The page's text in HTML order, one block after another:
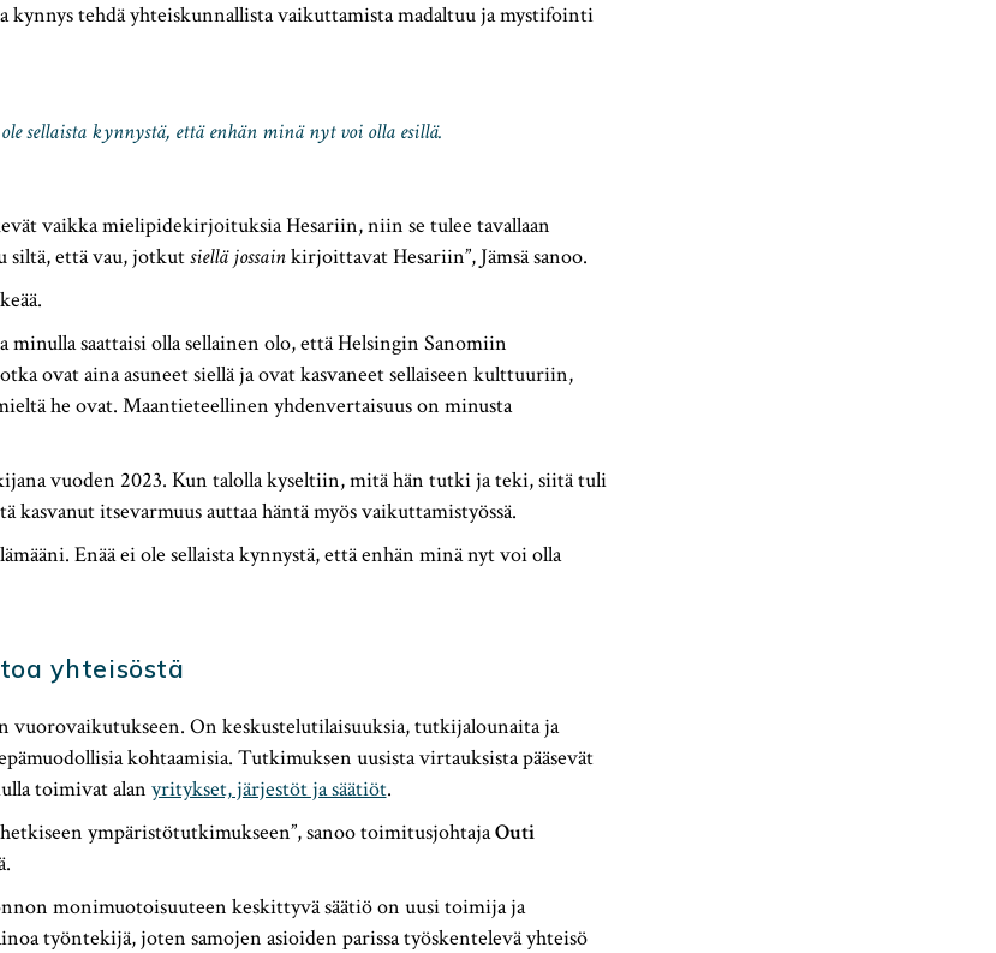
kynnys tehdä yhteiskunnallista vaikuttamista madaltuu ja mystifointi
sellaista kynnystä, että enhän minä nyt voi olla esillä.
vaikka mielipidekirjoituksia Hesariin, niin se tulee tavallaan
siltä, että vau, jotkutsiellä jossainkirjoittavat Hesariin”, Jämsä sanoo.
minulla saattaisi olla sellainen olo, että Helsingin Sanomiin
ovat aina asuneet siellä ja ovat kasvaneet sellaiseen kulttuuriin,
he ovat. Maantieteellinen yhdenvertaisuus on minusta
vuoden 2023. Kun talolla kyseltiin, mitä hän tutki ja teki, siitä tuli
kasvanut itsevarmuus auttaa häntä myös vaikuttamistyössä.
Enää ei ole sellaista kynnystä, että enhän minä nyt voi olla
yhteisöstä
vuorovaikutukseen. On keskustelutilaisuuksia, tutkijalounaita ja
kohtaamisia. Tutkimuksen uusista virtauksista pääsevät
toimivat alan yritykset, järjestöt ja säätiöt.
ympäristötutkimukseen”, sanoo toimitusjohtajaOuti
monimuotoisuuteen keskittyvä säätiö on uusi toimija ja
työntekijä, joten samojen asioiden parissa työskentelevä yhteisö